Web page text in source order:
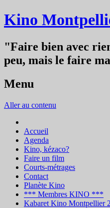
Kino
"Faire bien avec
peu, mais le faire
Menu
Aller au contenu
Accueil
Agenda
Kino, kézaco?
Faire un film
Courts-métrages
Contact
Planète Kino
*** Membres KINO ***
Kabaret Kino Montpellier